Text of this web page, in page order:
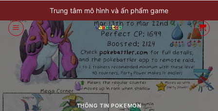
qua
nội
Trung tâm mô hình và ấn phẩm game
THÔNG TIN POKEMON